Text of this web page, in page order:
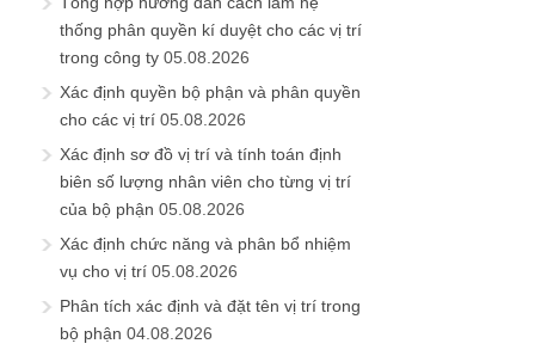
thống phân quyền kí duyệt cho các vị trí
trong công ty 05.08.2026
Xác định quyền bộ phận và phân quyền
cho các vị trí 05.08.2026
Xác định sơ đồ vị trí và tính toán định
biên số lượng nhân viên cho từng vị trí
của bộ phận 05.08.2026
Xác định chức năng và phân bổ nhiệm
vụ cho vị trí 05.08.2026
Phân tích xác định và đặt tên vị trí trong
bộ phận 04.08.2026